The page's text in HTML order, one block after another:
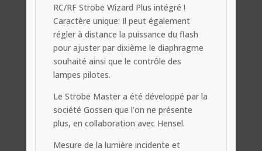
RC/RF Strobe Wizard Plus intégré !
Caractère unique: Il peut également
régler à distance la puissance du flash
pour ajuster par dixième le diaphragme
souhaité ainsi que le contrôle des
lampes pilotes.
Le Strobe Master a été développé par la
société Gossen que l’on ne présente
plus, en collaboration avec Hensel.
Mesure de la lumière incidente et